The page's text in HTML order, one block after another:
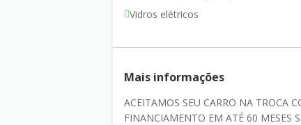
Vidros elétricos
Mais informações
ACEITAMOS SEU CARRO NA TROCA
FINANCIAMENTO EM ATÉ 60 MESES